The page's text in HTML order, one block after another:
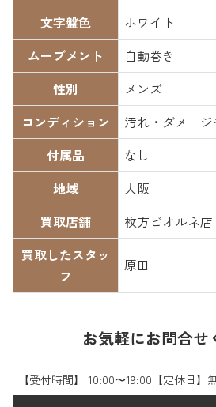
文字盤色
ホワイト
ムーブメント
自動巻き
性別
メンズ
コンディション
汚れ・ダメージ
付属品
なし
地域
大阪
買取店舗
枚方ビオルネ店
買取したスタッ
フ
原田
お気軽にお問合せ
【受付時間】 10:00〜19:00【定休日】